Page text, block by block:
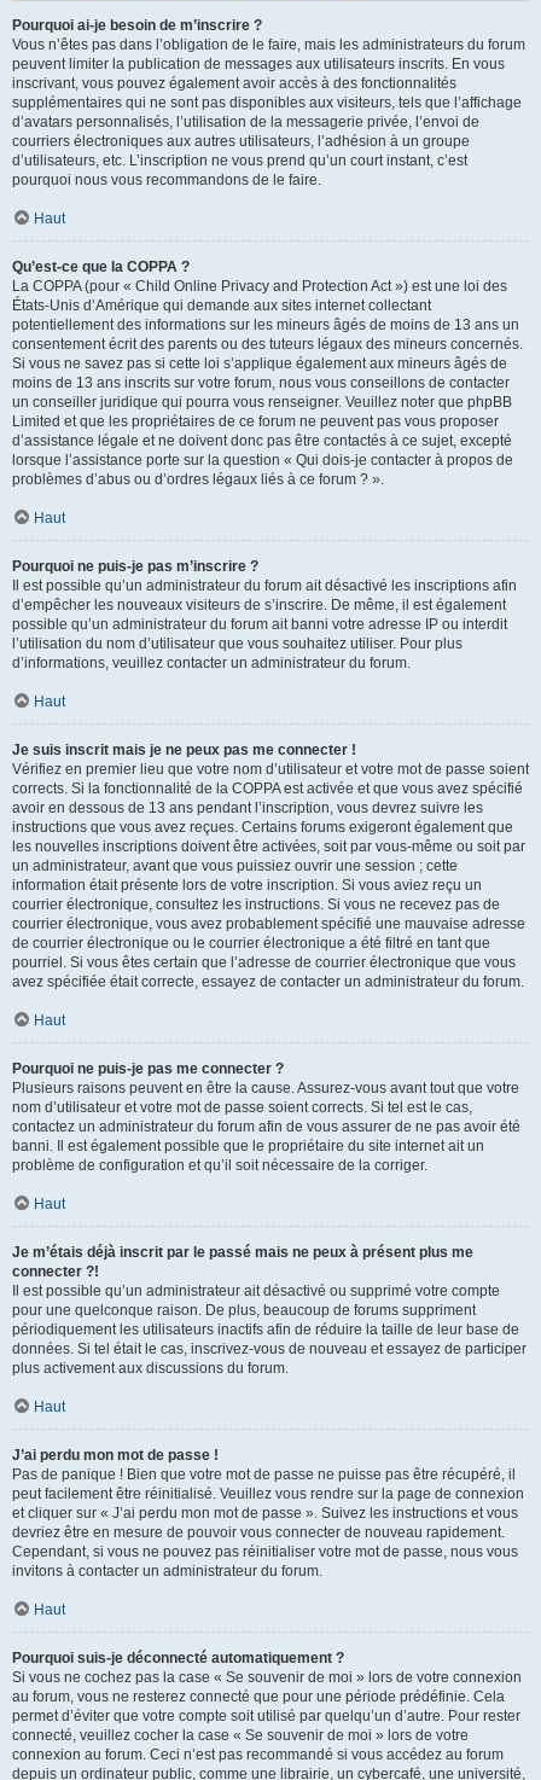
Pourquoi ai-je besoin de m’inscrire ?
Vous n’êtes pas dans l’obligation de le faire, mais les administrateurs du forum
peuvent limiter la publication de messages aux utilisateurs inscrits. En vous
inscrivant, vous pouvez également avoir accès à des fonctionnalités
supplémentaires qui ne sont pas disponibles aux visiteurs, tels que l’affichage
d’avatars personnalisés, l’utilisation de la messagerie privée, l’envoi de
courriers électroniques aux autres utilisateurs, l’adhésion à un groupe
d’utilisateurs, etc. L’inscription ne vous prend qu’un court instant, c’est
pourquoi nous vous recommandons de le faire.
Haut
Qu’est-ce que la COPPA ?
La COPPA (pour « Child Online Privacy and Protection Act ») est une loi des
États-Unis d’Amérique qui demande aux sites internet collectant
potentiellement des informations sur les mineurs âgés de moins de 13 ans un
consentement écrit des parents ou des tuteurs légaux des mineurs concernés.
Si vous ne savez pas si cette loi s’applique également aux mineurs âgés de
moins de 13 ans inscrits sur votre forum, nous vous conseillons de contacter
un conseiller juridique qui pourra vous renseigner. Veuillez noter que phpBB
Limited et que les propriétaires de ce forum ne peuvent pas vous proposer
d’assistance légale et ne doivent donc pas être contactés à ce sujet, excepté
lorsque l’assistance porte sur la question « Qui dois-je contacter à propos de
problèmes d’abus ou d’ordres légaux liés à ce forum ? ».
Haut
Pourquoi ne puis-je pas m’inscrire ?
Il est possible qu’un administrateur du forum ait désactivé les inscriptions afin
d’empêcher les nouveaux visiteurs de s’inscrire. De même, il est également
possible qu’un administrateur du forum ait banni votre adresse IP ou interdit
l’utilisation du nom d’utilisateur que vous souhaitez utiliser. Pour plus
d’informations, veuillez contacter un administrateur du forum.
Haut
Je suis inscrit mais je ne peux pas me connecter !
Vérifiez en premier lieu que votre nom d’utilisateur et votre mot de passe soient
corrects. Si la fonctionnalité de la COPPA est activée et que vous avez spécifié
avoir en dessous de 13 ans pendant l’inscription, vous devrez suivre les
instructions que vous avez reçues. Certains forums exigeront également que
les nouvelles inscriptions doivent être activées, soit par vous-même ou soit par
un administrateur, avant que vous puissiez ouvrir une session ; cette
information était présente lors de votre inscription. Si vous aviez reçu un
courrier électronique, consultez les instructions. Si vous ne recevez pas de
courrier électronique, vous avez probablement spécifié une mauvaise adresse
de courrier électronique ou le courrier électronique a été filtré en tant que
pourriel. Si vous êtes certain que l’adresse de courrier électronique que vous
avez spécifiée était correcte, essayez de contacter un administrateur du forum.
Haut
Pourquoi ne puis-je pas me connecter ?
Plusieurs raisons peuvent en être la cause. Assurez-vous avant tout que votre
nom d’utilisateur et votre mot de passe soient corrects. Si tel est le cas,
contactez un administrateur du forum afin de vous assurer de ne pas avoir été
banni. Il est également possible que le propriétaire du site internet ait un
problème de configuration et qu’il soit nécessaire de la corriger.
Haut
Je m’étais déjà inscrit par le passé mais ne peux à présent plus me
connecter ?!
Il est possible qu’un administrateur ait désactivé ou supprimé votre compte
pour une quelconque raison. De plus, beaucoup de forums suppriment
périodiquement les utilisateurs inactifs afin de réduire la taille de leur base de
données. Si tel était le cas, inscrivez-vous de nouveau et essayez de participer
plus activement aux discussions du forum.
Haut
J’ai perdu mon mot de passe !
Pas de panique ! Bien que votre mot de passe ne puisse pas être récupéré, il
peut facilement être réinitialisé. Veuillez vous rendre sur la page de connexion
et cliquer sur « J’ai perdu mon mot de passe ». Suivez les instructions et vous
devriez être en mesure de pouvoir vous connecter de nouveau rapidement.
Cependant, si vous ne pouvez pas réinitialiser votre mot de passe, nous vous
invitons à contacter un administrateur du forum.
Haut
Pourquoi suis-je déconnecté automatiquement ?
Si vous ne cochez pas la case « Se souvenir de moi » lors de votre connexion
au forum, vous ne resterez connecté que pour une période prédéfinie. Cela
permet d’éviter que votre compte soit utilisé par quelqu’un d’autre. Pour rester
connecté, veuillez cocher la case « Se souvenir de moi » lors de votre
connexion au forum. Ceci n’est pas recommandé si vous accédez au forum
depuis un ordinateur public, comme une librairie, un cybercafé, une université,